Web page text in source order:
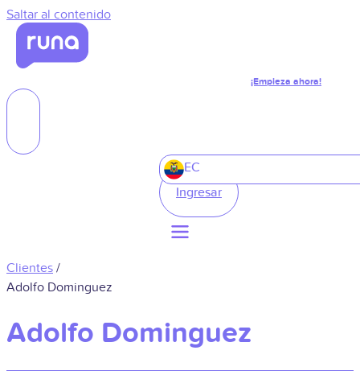
Saltar al contenido
¡Empieza ahora!
EC
Ingresar
Clientes /
Adolfo Dominguez
Adolfo Dominguez